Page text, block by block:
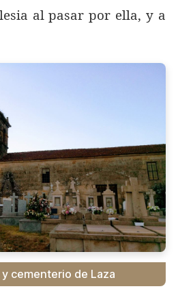
al pasar por ella, y a
cementerio de Laza